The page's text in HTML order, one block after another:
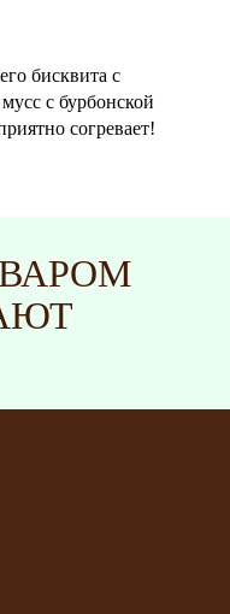
бисквита с
с бурбонской
согревает!